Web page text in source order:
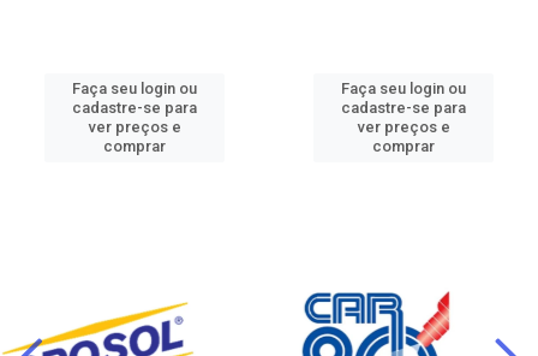
Faça seu login ou
cadastre-se para
ver preços e
comprar
Faça seu login ou
cadastre-se para
ver preços e
comprar